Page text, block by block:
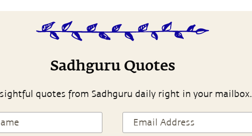
Sadhguru Quotes
quotes from Sadhguru daily right in your mailbox.